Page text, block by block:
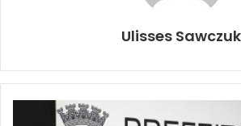
na Vila” é tanto promover uma
entidade – que estiveram suspensas
grupo da população. “Essa ação teve
eventos são realizados sempre aos
Ulisses Sawczuk